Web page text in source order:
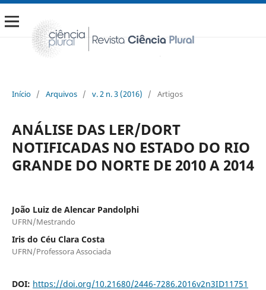
Início / Arquivos / v. 2 n. 3 (2016) / Artigos
ANÁLISE DAS LER/DORT
NOTIFICADAS NO ESTADO DO RIO
GRANDE DO NORTE DE 2010 A 2014
João Luiz de Alencar Pandolphi
UFRN/Mestrando
Iris do Céu Clara Costa
UFRN/Professora Associada
DOI: https://doi.org/10.21680/2446-7286.2016v2n3ID11751